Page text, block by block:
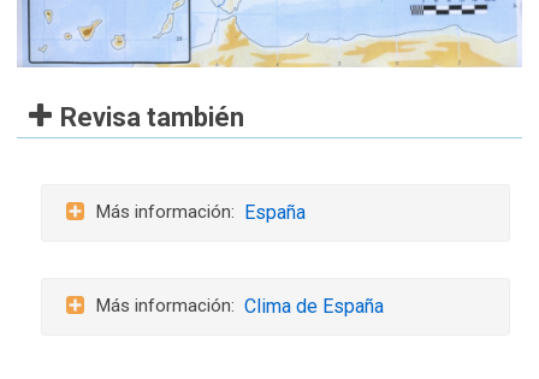
Revisa también
España
Clima de España